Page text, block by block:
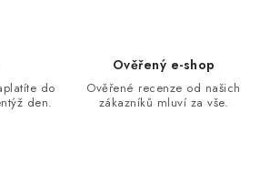
do
den.
Ověřený e-shop
Ověřené recenze od našich
zákazníků mluví za vše.